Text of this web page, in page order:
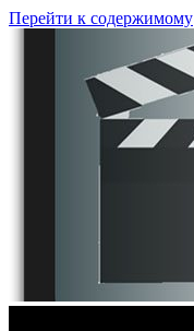
Перейти к содержимому